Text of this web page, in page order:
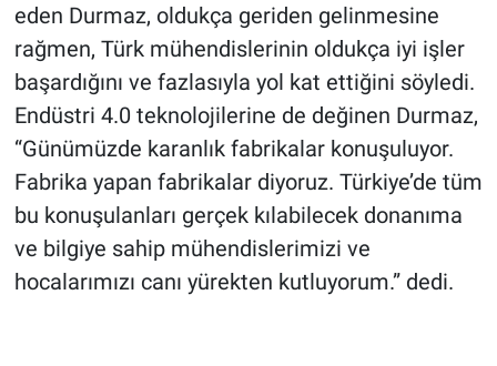
eden Durmaz, oldukça geriden gelinmesine
rağmen, Türk mühendislerinin oldukça iyi işler
başardığını ve fazlasıyla yol kat ettiğini söyledi.
Endüstri 4.0 teknolojilerine de değinen Durmaz,
“Günümüzde karanlık fabrikalar konuşuluyor.
Fabrika yapan fabrikalar diyoruz. Türkiye’de tüm
bu konuşulanları gerçek kılabilecek donanıma
ve bilgiye sahip mühendislerimizi ve
hocalarımızı canı yürekten kutluyorum.” dedi.